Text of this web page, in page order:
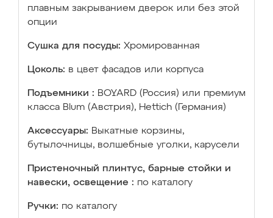
плавным закрыванием дверок или без этой
опции
Сушка для посуды: Хромированная
Цоколь: в цвет фасадов или корпуса
Подъемники : BOYARD (Россия) или премиум
класса Blum (Австрия), Hettich (Германия)
Аксессуары: Выкатные корзины,
бутылочницы, волшебные уголки, карусели
Пристеночный плинтус, барные стойки и
навески, освещение : по каталогу
Ручки: по каталогу